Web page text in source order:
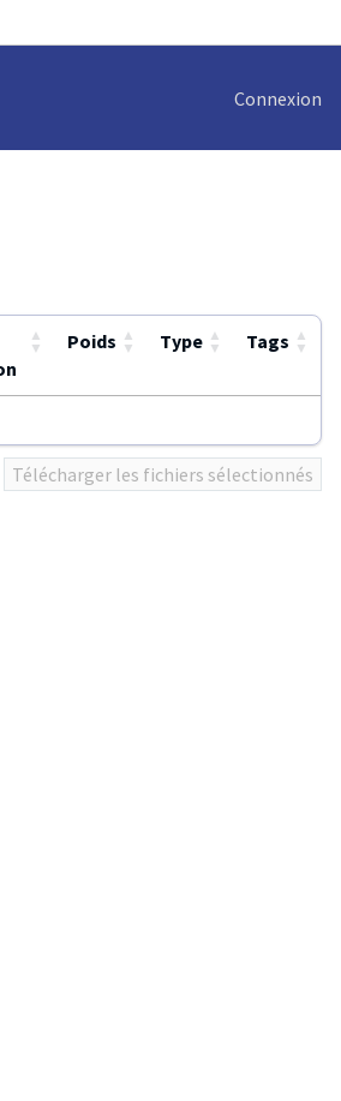
Connexion
▲
▼ Poids ▲
▼ Type ▲
▼ Tags ▲
▼
Télécharger les fichiers sélectionnés